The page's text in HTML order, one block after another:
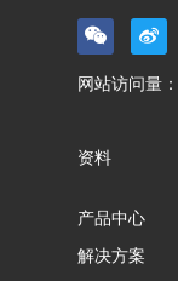
网站访问量：
资料
产品中心
解决方案